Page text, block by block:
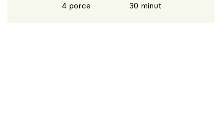
4 porce 30 minut